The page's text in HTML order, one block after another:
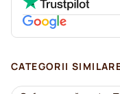
CATEGORII